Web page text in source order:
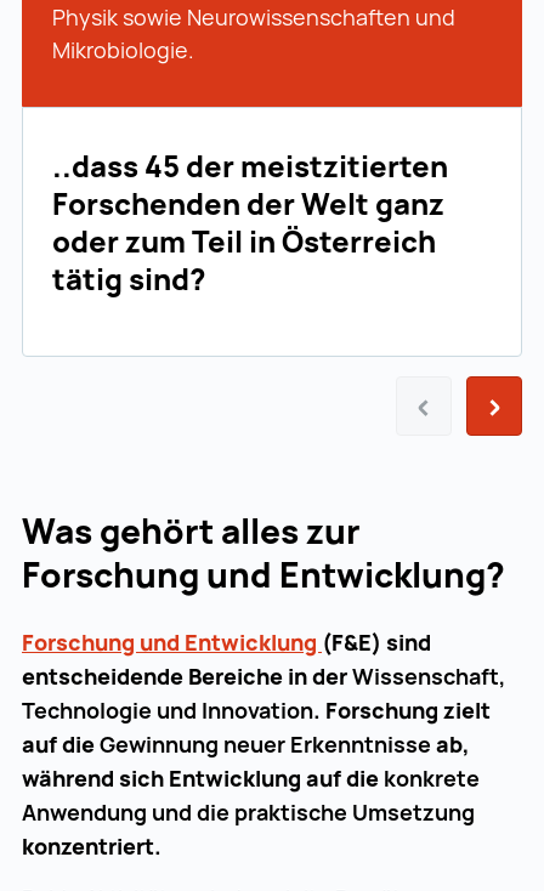
Physik sowie Neurowissenschaften und
Mikrobiologie.
..dass 45 der meistzitierten
Forschenden der Welt ganz
oder zum Teil in Österreich
tätig sind?
Vorher
Was gehört alles zur
Forschung und Entwicklung?
Forschung und Entwicklung Forschung und
(F&E) sind
entscheidende Bereiche in derWissenschaft,
Technologie und Innovation. Forschung zielt
auf dieGewinnung neuer Erkenntnisse ab,
während sich Entwicklung auf die konkrete
Anwendung und die praktische Umsetzung
konzentriert.